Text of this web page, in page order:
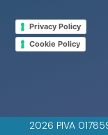
Privacy Policy
Cookie Policy
2026 PIVA